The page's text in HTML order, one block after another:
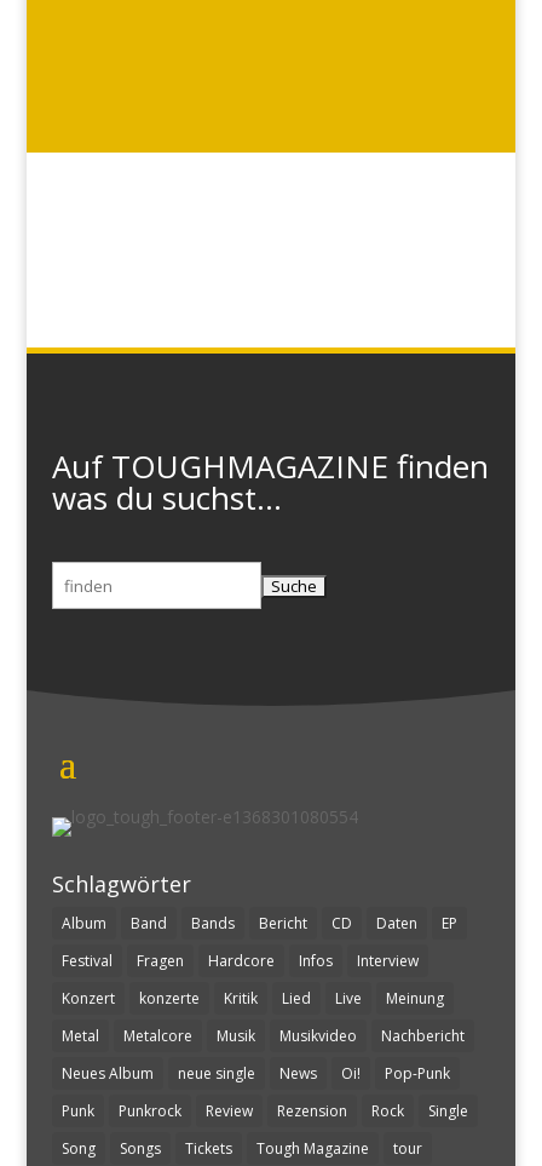
Auf TOUGHMAGAZINE finden
was du suchst...
Suchen
nach:
Schlagwörter
Album Band Bands Bericht CD Daten
EP
Festival
Fragen Hardcore Infos
Interview
Konzert
konzerte Kritik Lied Live
Meinung
Metal
Metalcore Musik Musikvideo
Nachbericht
Neues Album
neue single News Oi!
Pop-Punk
Punk
Punkrock Review Rezension Rock
Single
Song
Songs Tickets Tough Magazine tour